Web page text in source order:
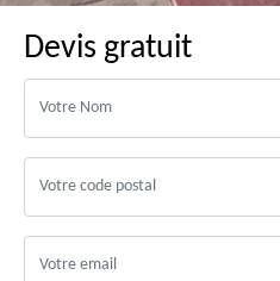
Devis gratuit